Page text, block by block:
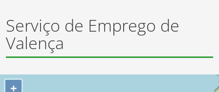
Serviço de Emprego de
Valença
+